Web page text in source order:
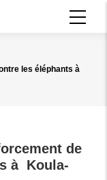
les éléphants à
de
à Koula-